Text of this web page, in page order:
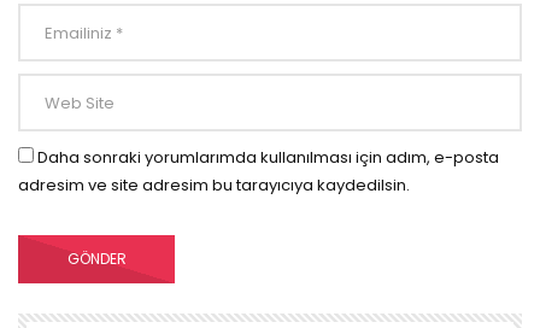
Daha sonraki yorumlarımda kullanılması için adım, e-posta
adresim ve site adresim bu tarayıcıya kaydedilsin.